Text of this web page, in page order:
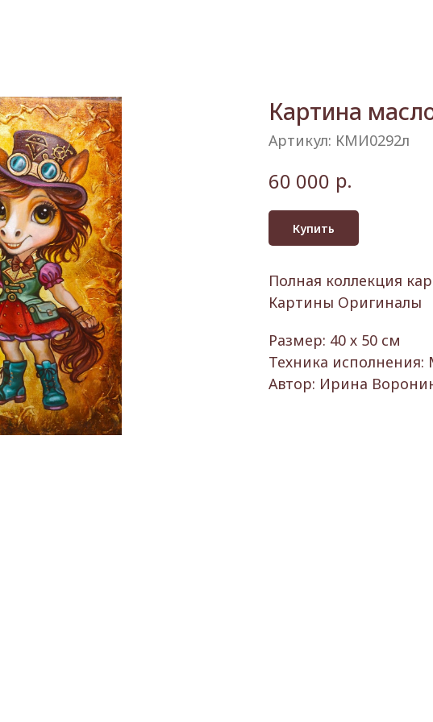
Картина
Артикул: КМИ0292л
60 000 р.
Купить
Полная коллекция
Картины Оригиналы
Размер: 40 х 50 см
Техника исполнения:
Автор: Ирина